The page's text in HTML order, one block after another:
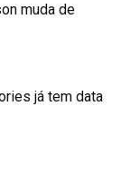
muda de
já tem data